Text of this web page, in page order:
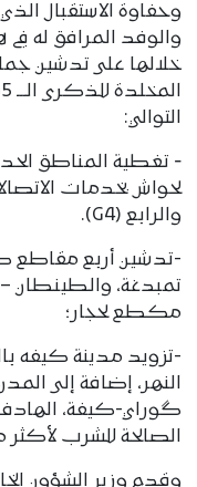
وحفاوة الاستقبال
والوفد المرافق له في
خلالها على تدشين
التوالي:
‐ تغطية المناطق
والرابع (G4).
-تدشين أربع مقاطع
تمبدغة، والطينطان
مكطع لحجار؛
-تزويد مدينة كيفه
النهر، إضافة إلى
گوراي-كيفة، الهادف
الصالحة للشرب لأكثر من 180 ألف
وقدم وزير الشؤون